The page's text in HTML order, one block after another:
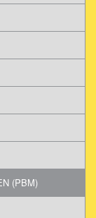
(PBM)